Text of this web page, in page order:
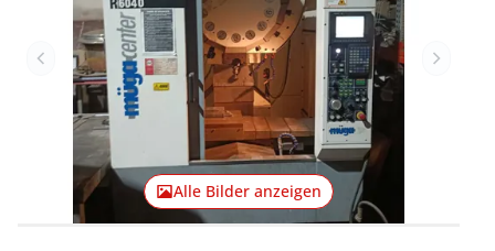
Vorheriger Artikel
Alle Bilder anzeigen